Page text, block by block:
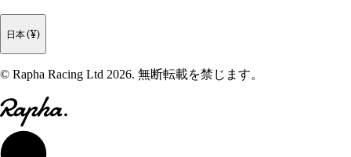
日本 (¥)
© Rapha Racing Ltd 2026. 無断転載を禁じます。